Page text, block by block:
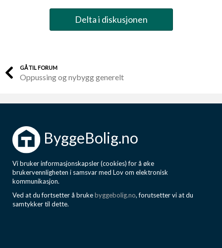
Delta i diskusjonen
GÅ TIL FORUM
Oppussing og nybygg generelt
ByggeBolig.no
Vi bruker informasjonskapsler (cookies) for å øke
brukervennligheten i samsvar med Lov om elektronisk
kommunikasjon.
Ved at du fortsetter å brukebyggebolig.no, forutsetter vi at du
samtykker til dette.